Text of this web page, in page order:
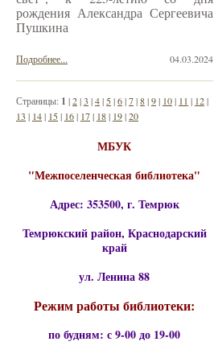
рождения Александра Сергеевича
Пушкина
04.03.2024
Подробнее...
Страницы: 1 |2|3 |4| 5|6|7|8|9| 10| 11 | 12|
13 | 14| 15| 16| 17| 18| 19|20
МБУК
"Межпоселенческая библиотека"
Адрес: 353500, г. Темрюк
Темрюкский район, Краснодарский
край
ул. Ленина 88
Режим работы библиотеки:
по будням: с 9-00 до 19-00